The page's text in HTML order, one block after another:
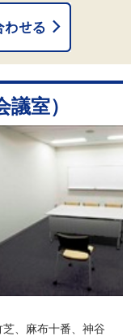
室）
、麻布十番、神谷